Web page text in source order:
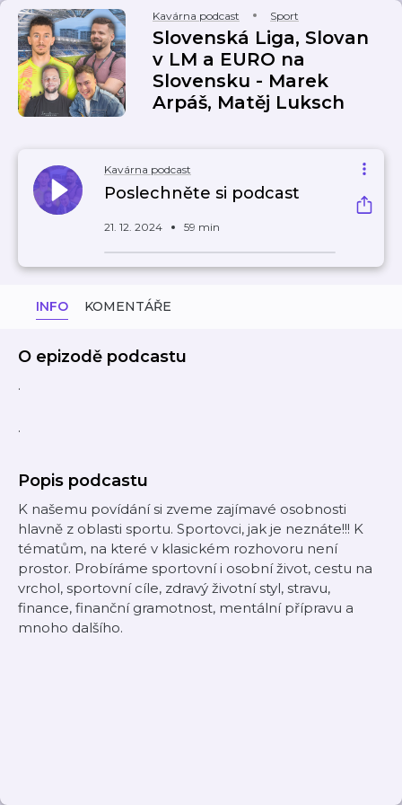
Kavárna podcast Sport
Slovenská Liga, Slovan
v LM a EURO na
Slovensku - Marek
Arpáš, Matěj Luksch
Kavárna podcast
Poslechněte si podcast
21. 12. 2024 59 min
INFO KOMENTÁŘE
O epizodě podcastu
.
.
Popis podcastu
K našemu povídání si zveme zajímavé osobnosti
hlavně z oblasti sportu. Sportovci, jak je neznáte!!! K
tématům, na které v klasickém rozhovoru není
prostor. Probíráme sportovní i osobní život, cestu na
vrchol, sportovní cíle, zdravý životní styl, stravu,
finance, finanční gramotnost, mentální přípravu a
mnoho dalšího.